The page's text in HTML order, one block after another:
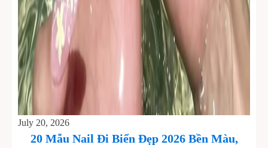
July 20, 2026
20 Mẫu Nail Đi Biển Đẹp 2026 Bền Màu,